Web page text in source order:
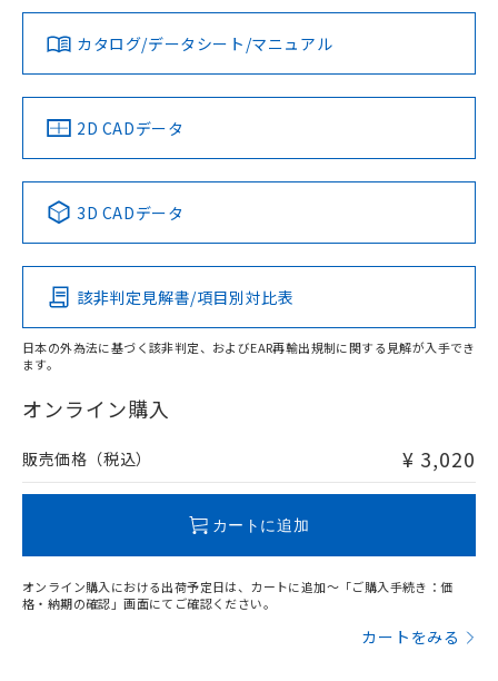
ダウンロードデータをご利用いただく前に、以下を必ずお読
みください。
ソフトウェアの使用条件
対応済み
中国 RoHS 注意事項・凡例
Pb Hg Cd Cr(VI)
O
在庫等で未対応品が混在する可能性があります。
問い合わせください。
カタログ/データシート/マニュアル
2D CADデータ
3D CADデータ
該非判定見解書/項目別対比表
日本の外為法に基づく該非判定、およびEAR再輸出規制に関する見解が入手でき
ます。
オンライン購入
販売価格（税込） ¥ 3,020
カートに追加
オンライン購入における出荷予定日は、カートに追加～「ご購入手続き：価
格・納期の確認」画面にてご確認ください。
カートをみる